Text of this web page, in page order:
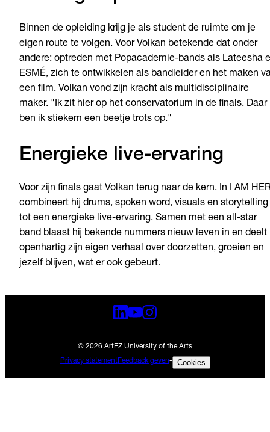
Binnen de opleiding krijg je als student de ruimte om je
eigen route te volgen. Voor Volkan betekende dat onder
andere: optreden met Popacademie-bands als Lateesha
ESMÉ, zich te ontwikkelen als bandleider en het maken
een film. Volkan vond zijn kracht als multidisciplinaire
maker. "Ik zit hier op het conservatorium in de finals. Daar
ben ik stiekem een beetje trots op."
Energieke live-ervaring
Voor zijn finals gaat Volkan terug naar de kern. In I AM
combineert hij drums, spoken word, visuals en storytelling
tot een energieke live-ervaring. Samen met een all-star
band blaast hij bekende nummers nieuw leven in en deelt
openhartig zijn eigen verhaal over doorzetten, groeien en
jezelf blijven, wat er ook gebeurt.
© 2026 ArtEZ University of the Arts
Privacy statementFeedback geven- Cookies